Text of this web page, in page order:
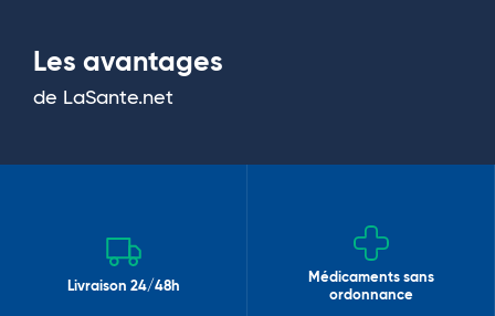
Les avantages
de LaSante.net
Livraison 24/48h
Médicaments sans
ordonnance